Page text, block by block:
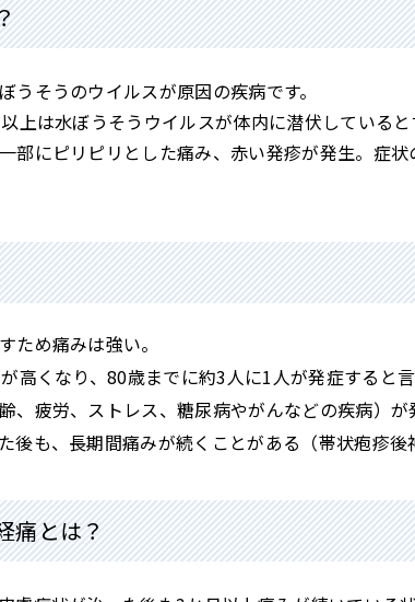
うそうのウイルスが原因の疾病です。
上は水ぼうそうウイルスが体内に潜伏していると
部にピリピリとした痛み、赤い発疹が発生。症
ため痛みは強い。
高くなり、80歳までに約3人に1人が発症すると言
、疲労、ストレス、糖尿病やがんなどの疾病）が
後も、長期間痛みが続くことがある（帯状疱疹後
痛とは？